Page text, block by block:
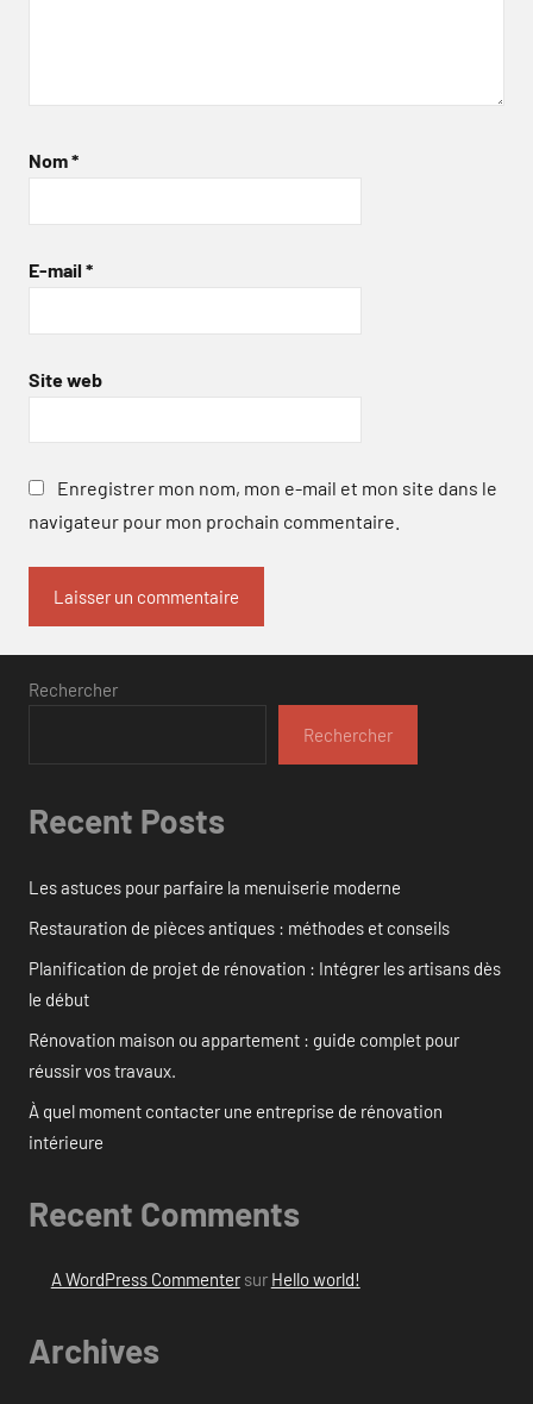
Nom*
E-mail *
Site web
Enregistrer mon nom, mon e-mail et mon site dans le
navigateur pour mon prochain commentaire.
Rechercher
Rechercher
Recent Posts
Les astuces pour parfaire la menuiserie moderne
Restauration de pièces antiques : méthodes et conseils
Planification de projet de rénovation : Intégrer les artisans dès
le début
Rénovation maison ou appartement : guide complet pour
réussir vos travaux.
À quel moment contacter une entreprise de rénovation
intérieure
Recent Comments
A WordPress Commentersur Hello world!
Archives